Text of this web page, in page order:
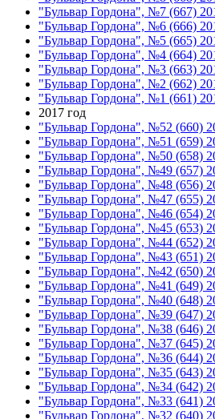
"Бульвар Гордона", №7 (667)
"Бульвар Гордона", №6 (666)
"Бульвар Гордона", №5 (665)
"Бульвар Гордона", №4 (664)
"Бульвар Гордона", №3 (663)
"Бульвар Гордона", №2 (662)
"Бульвар Гордона", №1 (661)
2017 год
"Бульвар Гордона", №52 (660)
"Бульвар Гордона", №51 (659)
"Бульвар Гордона", №50 (658)
"Бульвар Гордона", №49 (657)
"Бульвар Гордона", №48 (656)
"Бульвар Гордона", №47 (655)
"Бульвар Гордона", №46 (654)
"Бульвар Гордона", №45 (653)
"Бульвар Гордона", №44 (652)
"Бульвар Гордона", №43 (651)
"Бульвар Гордона", №42 (650)
"Бульвар Гордона", №41 (649)
"Бульвар Гордона", №40 (648)
"Бульвар Гордона", №39 (647)
"Бульвар Гордона", №38 (646)
"Бульвар Гордона", №37 (645)
"Бульвар Гордона", №36 (644)
"Бульвар Гордона", №35 (643)
"Бульвар Гордона", №34 (642)
"Бульвар Гордона", №33 (641)
"Бульвар Гордона", №32 (640)